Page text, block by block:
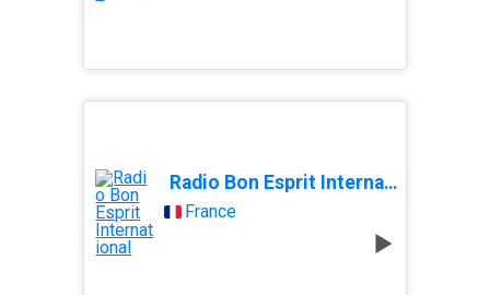
Radio Bon Esprit International
France